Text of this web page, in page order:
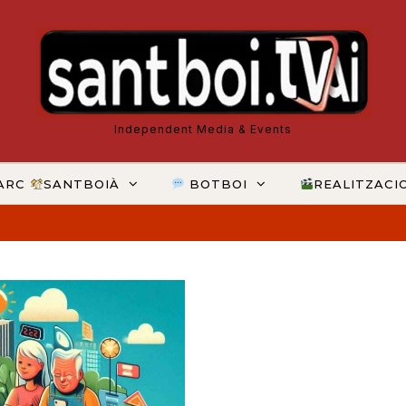
Independent Media & Events
SANTBOIÀ BOTBOI